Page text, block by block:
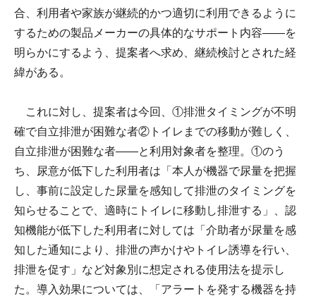
合、利用者や家族が継続的かつ適切に利用できるように
するための製品メーカーの具体的なサポート内容――を
明らかにするよう、提案者へ求め、継続検討とされた経
緯がある。
これに対し、提案者は今回、①排泄タイミングが不明
確で自立排泄が困難な者②トイレまでの移動が難しく、
自立排泄が困難な者――と利用対象者を整理。①のう
ち、尿意が低下した利用者は「本人が機器で尿量を把握
し、事前に設定した尿量を感知して排泄のタイミングを
知らせることで、適時にトイレに移動し排泄する」、認
知機能が低下した利用者に対しては「介助者が尿量を感
知した通知により、排泄の声かけやトイレ誘導を行い、
排泄を促す」など対象別に想定される使用法を提示し
た。導入効果については、「アラートを発する機器を持